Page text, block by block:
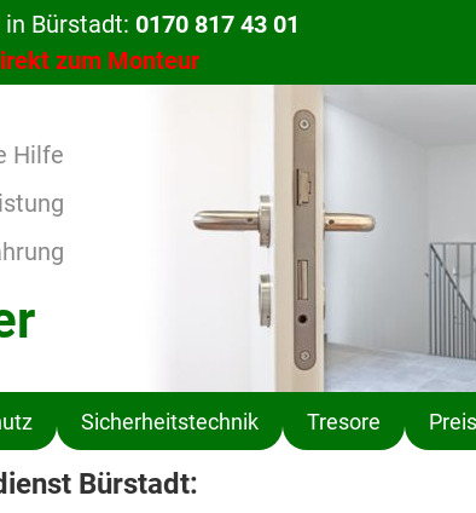
Bürstadt: 0170 817 43 01
zum Monteur
Hilfe
Sicherheitstechnik Tresore
Bürstadt: